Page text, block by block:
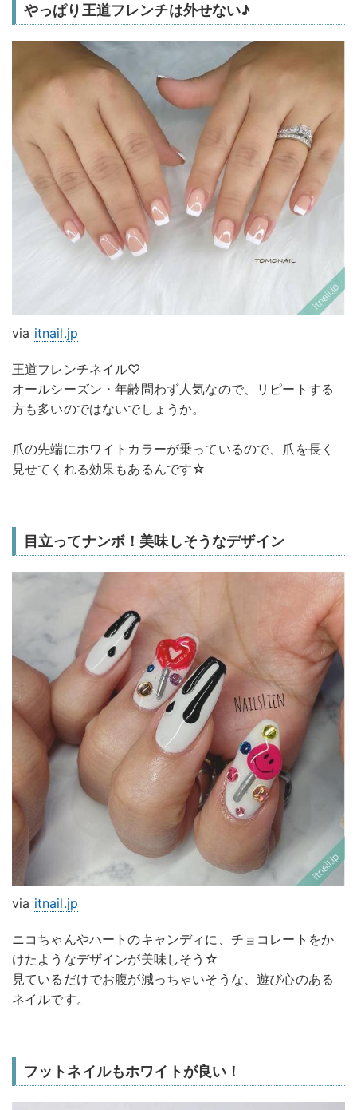
やっぱり王道フレンチは外せない♪
via itnail.jp
王道フレンチネイル♡
オールシーズン・年齢問わず人気なので、リピートする
方も多いのではないでしょうか。
爪の先端にホワイトカラーが乗っているので、爪を長く
見せてくれる効果もあるんです☆
目立ってナンボ！美味しそうなデザイン
via itnail.jp
ニコちゃんやハートのキャンディに、チョコレートをか
けたようなデザインが美味しそう☆
見ているだけでお腹が減っちゃいそうな、遊び心のある
ネイルです。
フットネイルもホワイトが良い！